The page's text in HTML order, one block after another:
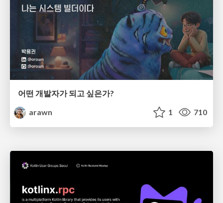
어떤 개발자가 되고 싶은가?
arawn
1 710